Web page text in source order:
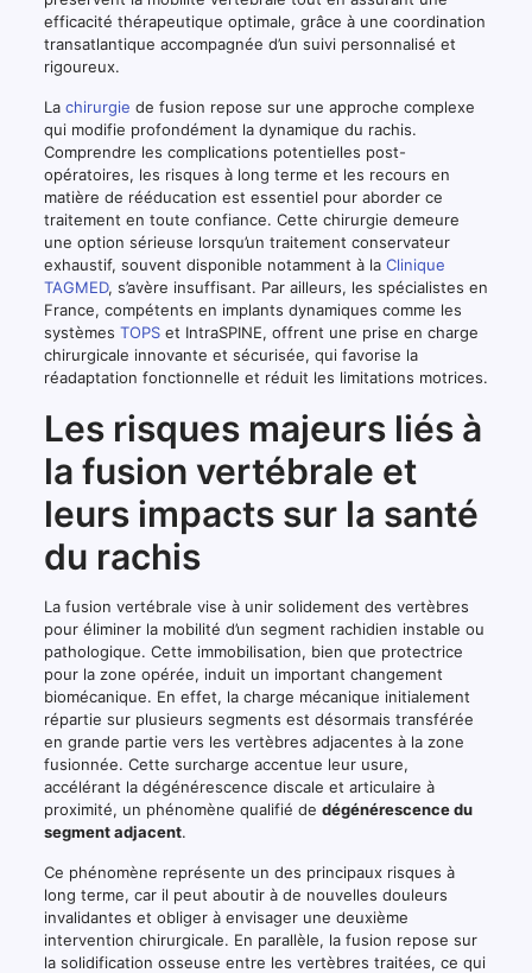
efficacité thérapeutique optimale, grâce à une coordination
transatlantique accompagnée d’un suivi personnalisé et
rigoureux.
La chirurgie de fusion repose sur une approche complexe
qui modifie profondément la dynamique du rachis.
Comprendre les complications potentielles post-
opératoires, les risques à long terme et les recours en
matière de rééducation est essentiel pour aborder ce
traitement en toute confiance. Cette chirurgie demeure
une option sérieuse lorsqu’un traitement conservateur
exhaustif, souvent disponible notamment à la Clinique
TAGMED, s’avère insuffisant. Par ailleurs, les spécialistes en
France, compétents en implants dynamiques comme les
systèmes TOPSet IntraSPINE, offrent une prise en charge
chirurgicale innovante et sécurisée, qui favorise la
réadaptation fonctionnelle et réduit les limitations motrices.
Les risques majeurs liés à
la fusion vertébrale et
leurs impacts sur la santé
du rachis
La fusion vertébrale vise à unir solidement des vertèbres
pour éliminer la mobilité d’un segment rachidien instable ou
pathologique. Cette immobilisation, bien que protectrice
pour la zone opérée, induit un important changement
biomécanique. En effet, la charge mécanique initialement
répartie sur plusieurs segments est désormais transférée
en grande partie vers les vertèbres adjacentes à la zone
fusionnée. Cette surcharge accentue leur usure,
accélérant la dégénérescence discale et articulaire à
proximité, un phénomène qualifié de dégénérescence du
segment adjacent.
Ce phénomène représente un des principaux risques à
long terme, car il peut aboutir à de nouvelles douleurs
invalidantes et obliger à envisager une deuxième
intervention chirurgicale. En parallèle, la fusion repose sur
la solidification osseuse entre les vertèbres traitées, ce qui